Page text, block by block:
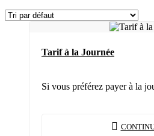
Tarif à la Journée
Si vous préférez payer à la